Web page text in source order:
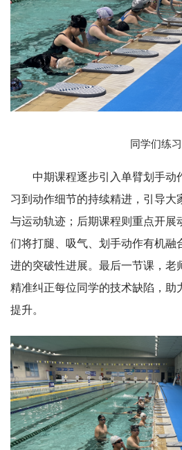
同学们练
中期课程逐步引入单臂划手动
习到动作细节的持续精进，引导大
与运动轨迹；后期课程则重点开展
们将打腿、吸气、划手动作有机融
进的突破性进展。最后一节课，老
精准纠正每位同学的技术缺陷，助
提升。